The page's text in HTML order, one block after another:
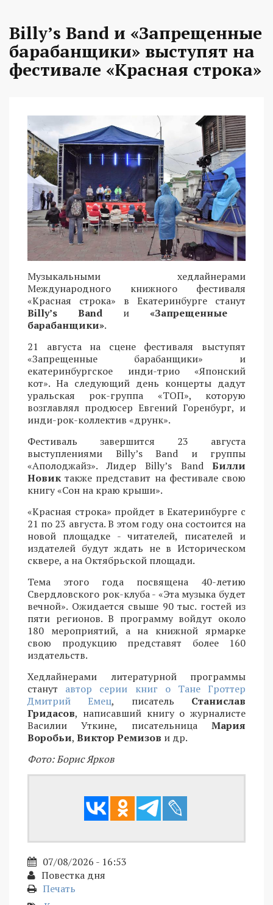
Billy’s Band и «Запрещенные
барабанщики» выступят на
фестивале «Красная строка»
Музыкальными хедлайнерами
Международного книжного фестиваля
«Красная строка» в Екатеринбурге станут
Billy’s Band и «Запрещенные
барабанщики».
21 августа на сцене фестиваля выступят
«Запрещенные барабанщики» и
екатеринбургское инди-трио «Японский
кот». На следующий день концерты дадут
уральская рок-группа «ТОП», которую
возглавлял продюсер Евгений Горенбург, и
инди-рок-коллектив «друнк».
Фестиваль завершится 23 августа
выступлениями Billy’s Band и группы
«Аполоджайз». Лидер Billy’s Band Билли
Новик также представит на фестивале свою
книгу «Сон на краю крыши».
«Красная строка» пройдет в Екатеринбурге с
21 по 23 августа. В этом году она состоится на
новой площадке - читателей, писателей и
издателей будут ждать не в Историческом
сквере, а на Октябрьской площади.
Тема этого года посвящена 40-летию
Свердловского рок-клуба - «Эта музыка будет
вечной». Ожидается свыше 90 тыс. гостей из
пяти регионов. В программу войдут около
180 мероприятий, а на книжной ярмарке
свою продукцию представят более 160
издательств.
Хедлайнерами литературной программы
станут автор серии книг о Тане Гроттер
Дмитрий Емец, писатель Станислав
Гридасов, написавший книгу о журналисте
Василии Уткине, писательница Мария
Воробьи, Виктор Ремизов и др.
Фото: Борис Ярков
07/08/2026 - 16:53
Повестка дня
Печать